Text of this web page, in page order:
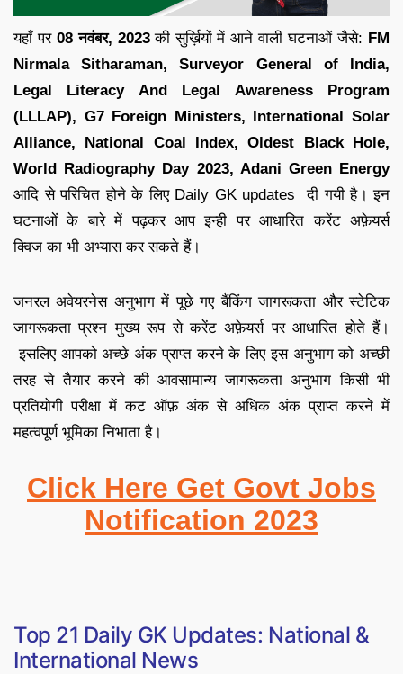
यहाँ पर08 नवंबर, 2023 की सुर्ख़ियों में आने वाली घटनाओं जैसे: FM
Nirmala Sitharaman, Surveyor General of India,
Legal Literacy And Legal Awareness Program
(LLLAP), G7 Foreign Ministers, International Solar
Alliance, National Coal Index, Oldest Black Hole,
World Radiography Day 2023, Adani Green Energy
आदि से परिचित होने के लिए Daily GK updates दी गयी है। इन
घटनाओं के बारे में पढ़कर आप इन्ही पर आधारित करेंट अफ़ेयर्स
क्विज का भी अभ्यास कर सकते हैं।
जनरल अवेयरनेस अनुभाग में पूछे गए बैंकिंग जागरूकता और स्टेटिक
जागरूकता प्रश्न मुख्य रूप से करेंट अफ़ेयर्स पर आधारित होते हैं।
इसलिए आपको अच्छे अंक प्राप्त करने के लिए इस अनुभाग को अच्छी
तरह से तैयार करने की आवसामान्य जागरूकता अनुभाग किसी भी
प्रतियोगी परीक्षा में कट ऑफ़ अंक से अधिक अंक प्राप्त करने में
महत्वपूर्ण भूमिका निभाता है।
Click Here Get Govt Jobs
Notification 2023
Top 21 Daily GK Updates: National &
International News